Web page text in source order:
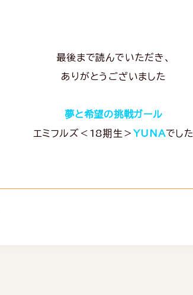
最後まで読んでいただき、
ありがとうございました
夢と希望の挑戦ガール
エミフルズ＜18期生＞YUNAでした